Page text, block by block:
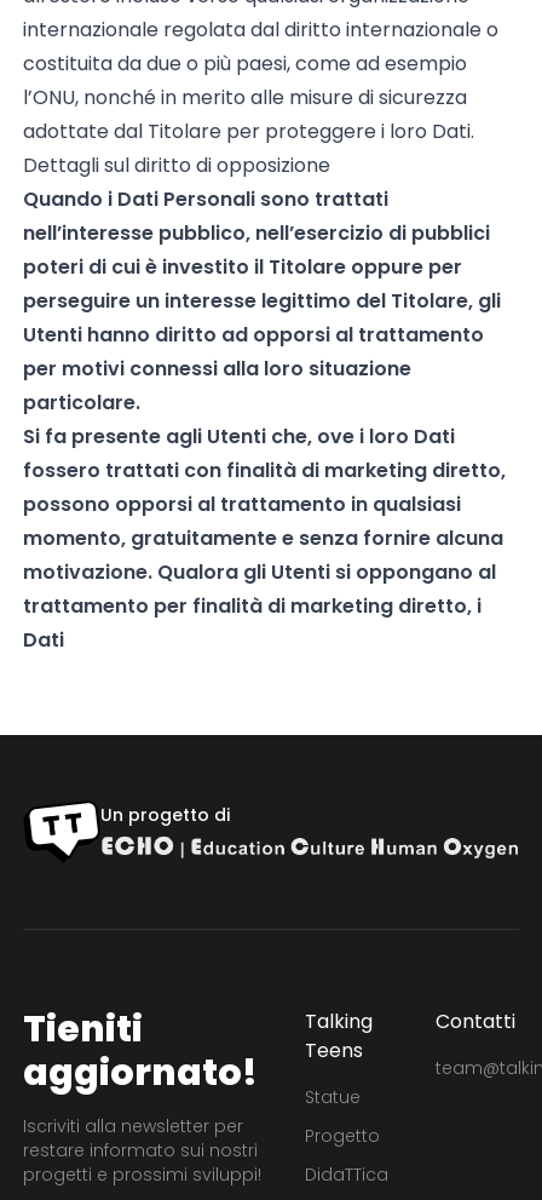
internazionale regolata dal diritto internazionale o
costituita da due o più paesi, come ad esempio
l’ONU, nonché in merito alle misure di sicurezza
adottate dal Titolare per proteggere i loro Dati.
Dettagli sul diritto di opposizione
Quando i Dati Personali sono trattati
nell’interesse pubblico, nell’esercizio di pubblici
poteri di cui è investito il Titolare oppure per
perseguire un interesse legittimo del Titolare, gli
Utenti hanno diritto ad opporsi al trattamento
per motivi connessi alla loro situazione
particolare.
Si fa presente agli Utenti che, ove i loro Dati
fossero trattati con finalità di marketing diretto,
possono opporsi al trattamento in qualsiasi
momento, gratuitamente e senza fornire alcuna
motivazione. Qualora gli Utenti si oppongano al
trattamento per finalità di marketing diretto, i
Dati
Un progetto di
Tieniti
aggiornato!
Iscriviti alla newsletter per
restare informato sui nostri
progetti e prossimi sviluppi!
Talking
Teens
Statue
Progetto
DidaTTica
Contatti